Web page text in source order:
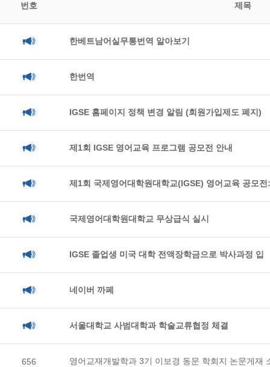
번호 제목
한베트남어실무통번역 알아보기
한번역
IGSE 홈페이지 정책 변경 알림 (회원가입제도 폐지)
제1회 IGSE 영어교육 프로그램 공모전 안내
제1회 국제영어대학원대학교(IGSE) 영어교육 공모전:
국제영어대학원대학교 무상급식 실시
IGSE 졸업생 미국 대학 전액장학금으로 박사과정 입
네이버 까페
서울대학교 사범대학과 학술교류협정 체결
656 영어교재개발학과 3기 이보경 동문 학회지 논문게재